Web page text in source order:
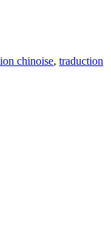
chinoise, traduction